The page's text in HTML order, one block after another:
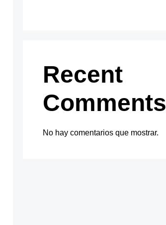
Recent
Comments
No hay comentarios que mostrar.